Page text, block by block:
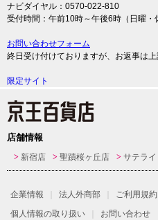
ナビダイヤル：0570-022-810
受付時間：午前10時～午後6時（日曜・
お問い合わせフォーム
終日受け付けておりますが、お返事は上
限定サイト
店舗情報
新宿店 聖蹟桜ヶ丘店 サテラ
企業情報 法人外商部 ご利用規約
個人情報の取り扱い
お問い合わせ